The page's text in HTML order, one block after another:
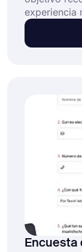
experiencia
antiguos.
para
Encuesta